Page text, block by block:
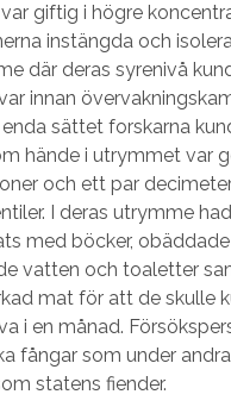
giftig i högre
instängda och
där deras syrenivå
innan
sättet forskarna
hände i utrymmet var
och ett par
I deras utrymme
med böcker,
vatten och toaletter
mat för att de skulle
i en månad.
fångar som under
statens fiender.